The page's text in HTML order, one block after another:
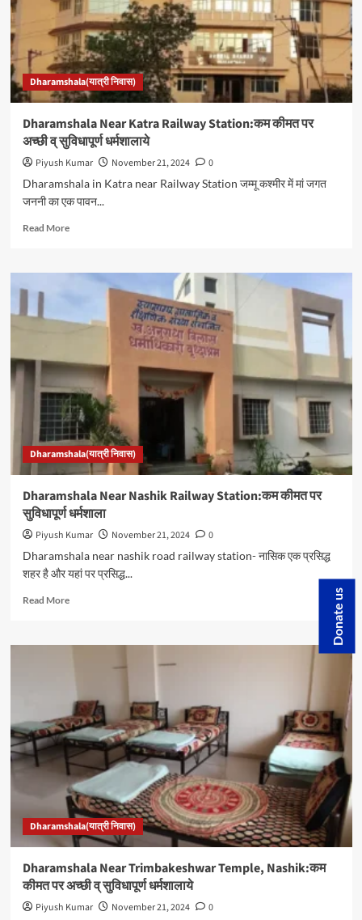
Donate us
पास
कम
कीमत
पर
सुविधापूर्ण
धर्मशाला
Dharamshala(यात्री निवास)
Dharamshala Near Katra Railway Station:कम कीमत पर
अच्छी व् सुविधापूर्ण धर्मशालाये
Piyush Kumar November 21, 2024
0
Dharamshala in Katra near Railway Station जम्मू कश्मीर में मां जगत
जननी का एक पावन...
Read MoreRead
Dharamshala
Railway
पर
अच्छी
व्
सुविधापूर्ण
धर्मशालाये
Dharamshala(यात्री निवास)
Dharamshala Near Nashik Railway Station:कम कीमत पर
सुविधापूर्ण धर्मशाला
Piyush Kumar November 21, 2024
0
Dharamshala near nashik road railway station- नासिक एक प्रसिद्ध
शहर है और यहां पर प्रसिद्ध...
Read MoreRead
Dharamshala
Station:कम
कीमत
पर
सुविधापूर्ण
धर्मशाला
Dharamshala(यात्री निवास)
Dharamshala Near Trimbakeshwar Temple, Nashik:कम
कीमत पर अच्छी व् सुविधापूर्ण धर्मशालाये
Piyush Kumar November 21, 2024
0